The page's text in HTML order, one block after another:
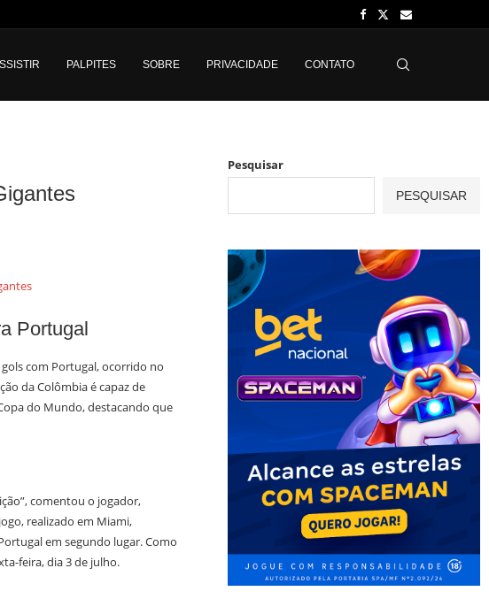
PALPITES SOBRE PRIVACIDADE CONTATO
Portugal
com Portugal, ocorrido no
da Colômbia é capaz de
do Mundo, destacando que
comentou o jogador,
realizado em Miami,
em segundo lugar. Como
feira, dia 3 de julho.
Pesquisar
PESQUISAR